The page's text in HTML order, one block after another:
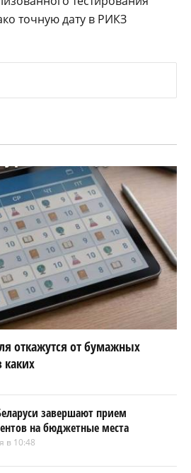
точную дату в РИКЗ
откажутся от бумажных
каких
завершают прием
на бюджетные места
в 10:48